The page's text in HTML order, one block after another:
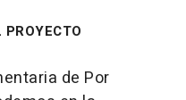
de Por